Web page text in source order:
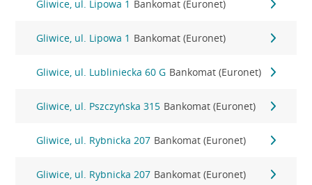
Gliwice, ul. Lipowa 1 Bankomat (Euronet)
Gliwice, ul. Lipowa 1 Bankomat (Euronet)
Gliwice, ul. Lubliniecka 60 G Bankomat (Euronet)
Gliwice, ul. Pszczyńska 315 Bankomat (Euronet)
Gliwice, ul. Rybnicka 207 Bankomat (Euronet)
Gliwice, ul. Rybnicka 207 Bankomat (Euronet)